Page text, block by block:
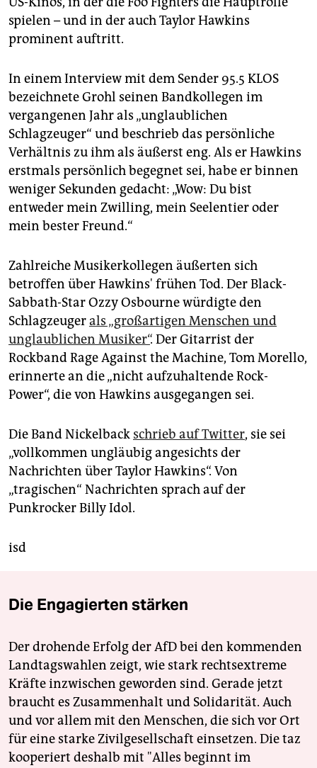
spielen – und in der auch Taylor Hawkins
prominent auftritt.
In einem Interview mit dem Sender 95.5 KLOS
bezeichnete Grohl seinen Bandkollegen im
vergangenen Jahr als „unglaublichen
Schlagzeuger“ und beschrieb das persönliche
Verhältnis zu ihm als äußerst eng. Als er Hawkins
erstmals persönlich begegnet sei, habe er binnen
weniger Sekunden gedacht: „Wow: Du bist
entweder mein Zwilling, mein Seelentier oder
mein bester Freund.“
Zahlreiche Musikerkollegen äußerten sich
betroffen über Hawkins' frühen Tod. Der Black-
Sabbath-Star Ozzy Osbourne würdigte den
Schlagzeugerals „großartigen Menschen und
unglaublichen Musiker“. Der Gitarrist der
Rockband Rage Against the Machine, Tom Morello,
erinnerte an die „nicht aufzuhaltende Rock-
Power“, die von Hawkins ausgegangen sei.
Die Band Nickelback schrieb auf Twitter, sie sei
„vollkommen ungläubig angesichts der
Nachrichten über Taylor Hawkins“. Von
„tragischen“ Nachrichten sprach auf der
Punkrocker Billy Idol.
isd
Die Engagierten stärken
Der drohende Erfolg der AfD bei den kommenden
Landtagswahlen zeigt, wie stark rechtsextreme
Kräfte inzwischen geworden sind. Gerade jetzt
braucht es Zusammenhalt und Solidarität. Auch
und vor allem mit den Menschen, die sich vor Ort
für eine starke Zivilgesellschaft einsetzen. Die taz
kooperiert deshalb mit "Alles beginnt im